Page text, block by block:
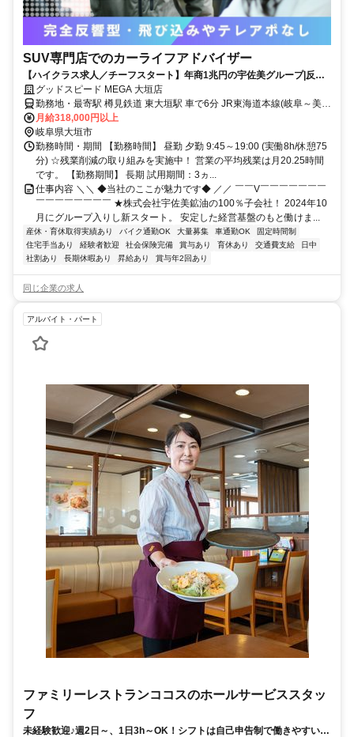
SUV専門店でのカーライフアドバイザー
【ハイクラス求人／チーフスタート】年商1兆円の宇佐美グループ|反響
営業のみ！年休120日＋計画有給5日
グッドスピード MEGA 大垣店
勤務地・最寄駅 樽見鉄道 東大垣駅 車で6分 JR東海道本線(岐阜～美濃
赤坂・米原) 大垣駅 車で8分 養老鉄道養老線 室駅 車で11分 アル・プ
ラザ鶴見のすぐそば
月給318,000円以上
岐阜県大垣市
勤務時間・期間 【勤務時間】 昼勤 夕勤 9:45～19:00 (実働8h/休憩75
分) ☆残業削減の取り組みを実施中！ 営業の平均残業は月20.25時間
です。 【勤務期間】 長期 試用期間：3ヵ...
仕事内容 ＼＼ ◆当社のここが魅力です◆ ／／ ￣￣V￣￣￣￣￣￣￣
￣￣￣￣￣￣￣￣ ★株式会社宇佐美鉱油の100％子会社！ 2024年10
月にグループ入りし新スタート。 安定した経営基盤のもと働けま...
産休・育休取得実績あり バイク通勤OK 大量募集 車通勤OK
固定時間制
住宅手当あり
経験者歓迎 社会保険完備 賞与あり 育休あり 交通費支給
日中
社割あり
長期休暇あり 昇給あり 賞与年2回あり
同じ企業の求人
アルバイト・パート
ファミリーレストランココスのホールサービススタッ
フ
未経験歓迎♪週2日～、1日3h～OK！シフトは自己申告制で働きやすい！